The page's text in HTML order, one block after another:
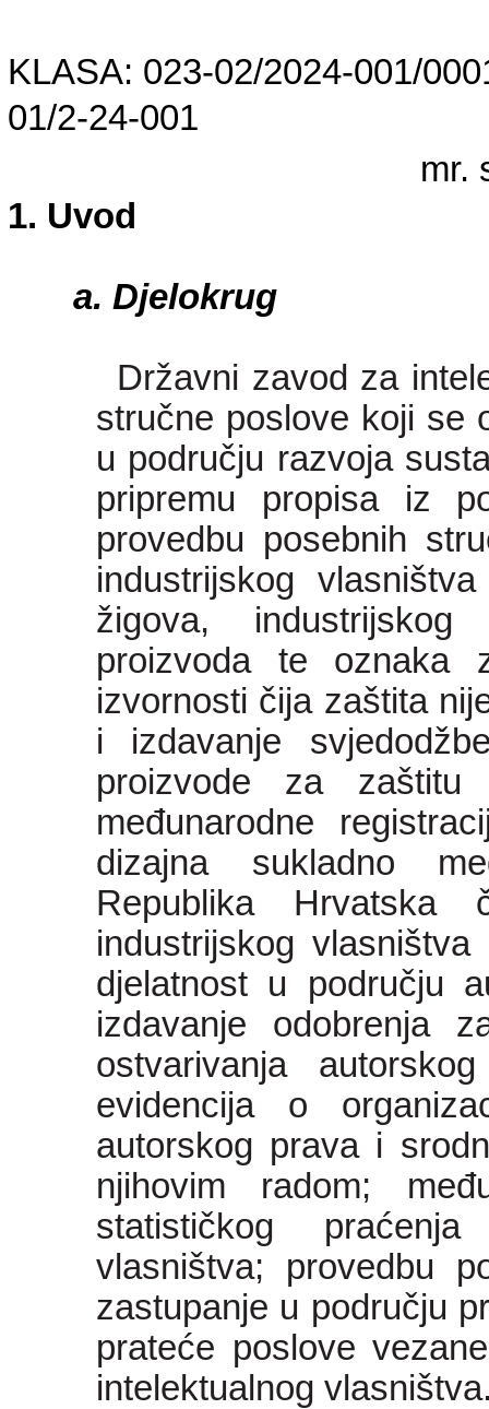
KLASA: 023-02/2024-001/
01/2-24-001
mr.
Uvod
Djelokrug
Državni zavod za
stručne poslove koji se
u području razvoja
pripremu propisa iz
provedbu posebnih
industrijskog
žigova, industrijskog
proizvoda te oznaka
izvornosti čija zaštita
i izdavanje
proizvode za zaštitu
međunarodne
dizajna sukladno
Republika Hrvatska
industrijskog
djelatnost u području
izdavanje odobrenja
ostvarivanja
evidencija o
autorskog prava i
njihovim radom;
statističkog
vlasništva; provedbu
zastupanje u području
prateće poslove
intelektualnog